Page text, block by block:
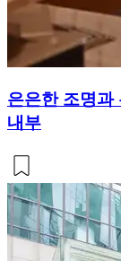
은은한 조명과
내부